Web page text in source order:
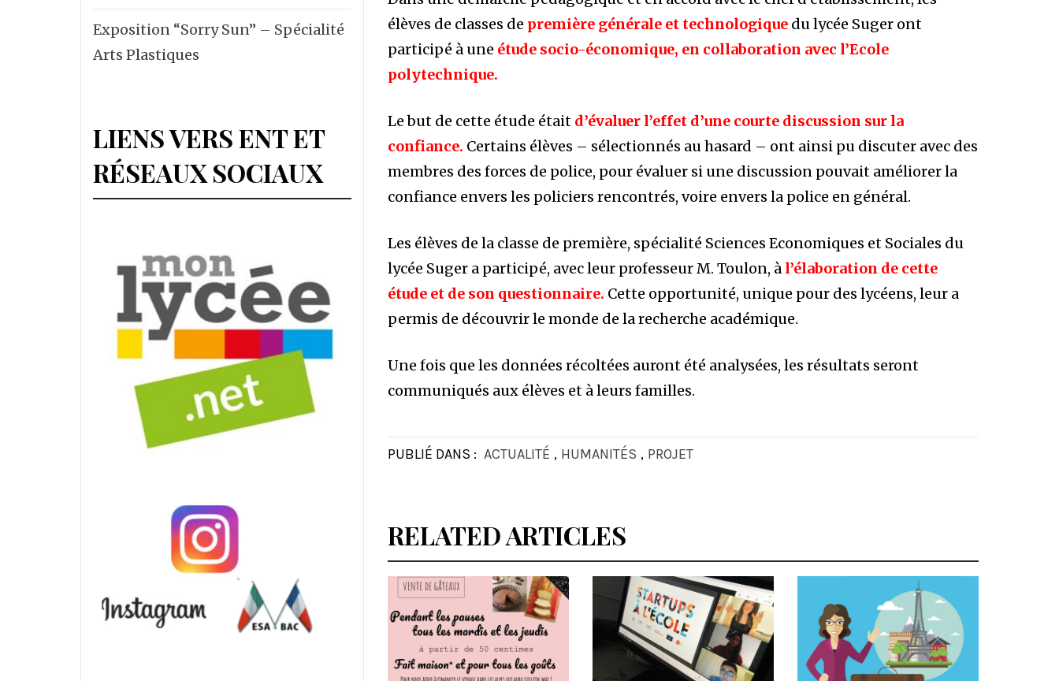
élèves de classes de première générale et technologique du lycée Suger ont
participé à une étude socio-économique, en collaboration avec l’Ecole
polytechnique.
Le but de cette étude était d’évaluer l’effet d’une courte discussion sur la
confiance. Certains élèves – sélectionnés au hasard – ont ainsi pu discuter avec des
membres des forces de police, pour évaluer si une discussion pouvait améliorer la
confiance envers les policiers rencontrés, voire envers la police en général.
Les élèves de la classe de première, spécialité Sciences Economiques et Sociales du
lycée Suger a participé, avec leur professeur M. Toulon, à l’élaboration de cette
étude et de son questionnaire. Cette opportunité, unique pour des lycéens, leur a
permis de découvrir le monde de la recherche académique.
Une fois que les données récoltées auront été analysées, les résultats seront
communiqués aux élèves et à leurs familles.
PUBLIÉ DANS : ACTUALITÉ , HUMANITÉS , PROJET
RELATED ARTICLES
Exposition “Sorry Sun” – Spécialité
Arts Plastiques
LIENS VERS ENT ET
RÉSEAUX SOCIAUX